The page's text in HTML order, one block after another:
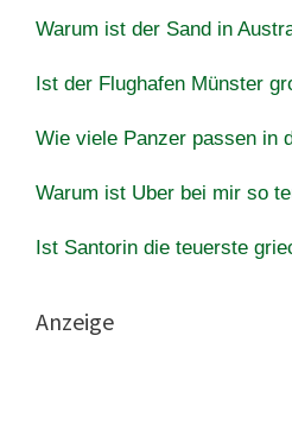
Warum ist der Sand in
Ist der Flughafen Münster
Wie viele Panzer passen in
Warum ist Uber bei mir so
Ist Santorin die teuerste
Anzeige